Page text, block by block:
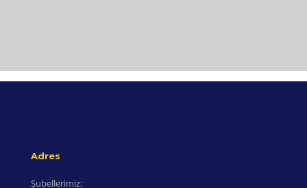
Adres
Şubellerimiz: